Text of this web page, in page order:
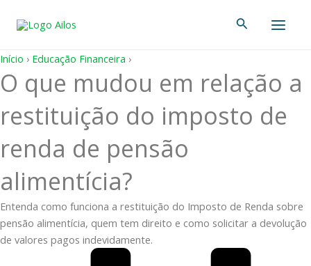
para
conteúdo
Pesquisar
Início › Educação Financeira ›
O que mudou em relação a
restituição do imposto de
renda de pensão
alimentícia?
Entenda como funciona a restituição do Imposto de Renda sobre
pensão alimentícia, quem tem direito e como solicitar a devolução
de valores pagos indevidamente.